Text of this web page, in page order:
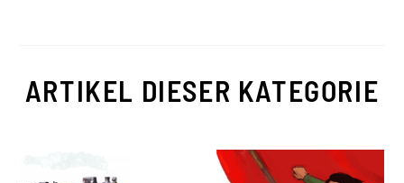
ARTIKEL DIESER KATEGORIE